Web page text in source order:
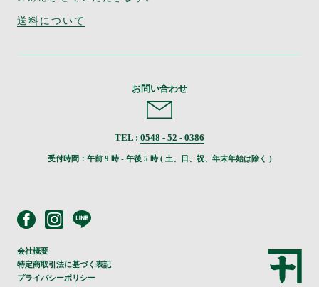
送料について
お問い合わせ
TEL : 0548 - 52 - 0386
受付時間：午前 9 時 - 午後 5 時 ( 土、日、祝、年末年始は除く )
会社概要
特定商取引法に基づく表記
プライバシーポリシー